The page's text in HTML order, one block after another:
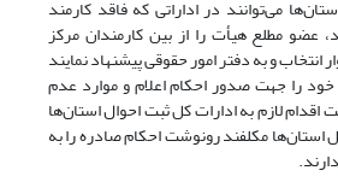
می‌توانند در اداراتی که فاقد کارمند
عضو مطلع هیأت را از بین کارمندان مرکز
و به دفتر امور حقوقی پیشنهاد نمایند
خود را جهت صدور احکام اعلام و موارد عدم
اقدام لازم به ادارات کل ثبت احوال استان‌ها
استان‌ها مکلفند رونوشت احکام صادره را به